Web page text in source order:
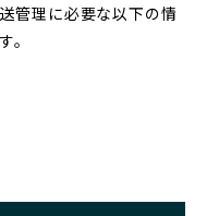
管理に必要な以下の情
。